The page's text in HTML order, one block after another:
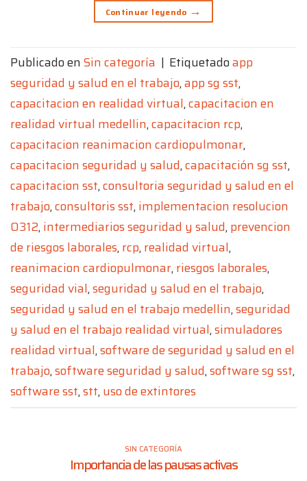
Continuar leyendo →
Publicado enSin categoría | Etiquetadoapp
seguridad y salud en el trabajo,app sg sst,
capacitacion en realidad virtual,capacitacion en
realidad virtual medellin,capacitacion rcp,
capacitacion reanimacion cardiopulmonar,
capacitacion seguridad y salud,capacitación sg sst,
capacitacion sst,consultoria seguridad y salud en el
trabajo,consultoris sst,implementacion resolucion
0312,intermediarios seguridad y salud,prevencion
de riesgos laborales,rcp,realidad virtual,
reanimacion cardiopulmonar,riesgos laborales,
seguridad vial,seguridad y salud en el trabajo,
seguridad y salud en el trabajo medellin,seguridad
y salud en el trabajo realidad virtual,simuladores
realidad virtual,software de seguridad y salud en el
trabajo,software seguridad y salud,software sg sst,
software sst,stt,uso de extintores
SIN CATEGORÍA
Importancia de las pausas activas